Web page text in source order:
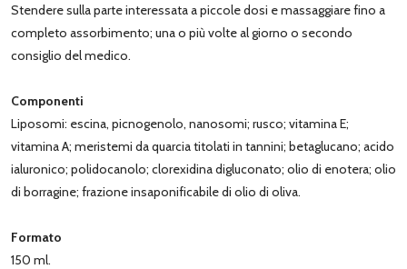
Stendere sulla parte interessata a piccole dosi e massaggiare fino a
completo assorbimento; una o più volte al giorno o secondo
consiglio del medico.
Componenti
Liposomi: escina, picnogenolo, nanosomi; rusco; vitamina E;
vitamina A; meristemi da quarcia titolati in tannini; betaglucano; acido
ialuronico; polidocanolo; clorexidina digluconato; olio di enotera; olio
di borragine; frazione insaponificabile di olio di oliva.
Formato
150 ml.